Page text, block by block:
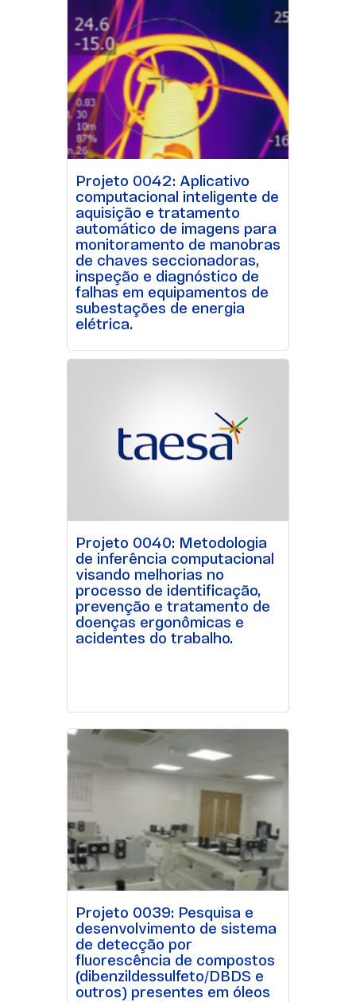
Projeto 0042: Aplicativo
computacional inteligente de
aquisição e tratamento
automático de imagens para
monitoramento de manobras
de chaves seccionadoras,
inspeção e diagnóstico de
falhas em equipamentos de
subestações de energia
elétrica.
Projeto 0040: Metodologia
de inferência computacional
visando melhorias no
processo de identificação,
prevenção e tratamento de
doenças ergonômicas e
acidentes do trabalho.
Projeto 0039: Pesquisa e
desenvolvimento de sistema
de detecção por
fluorescência de compostos
(dibenzildessulfeto/DBDS e
outros) presentes em óleos